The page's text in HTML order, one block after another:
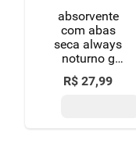
absorvente
com abas
seca always
noturno g
pacote 16
unidades
R$ 27,99